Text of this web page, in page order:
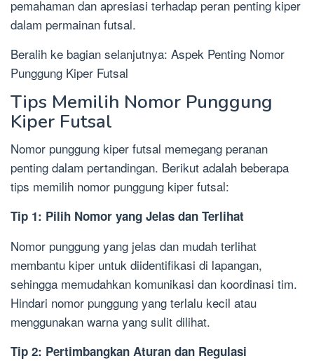
pemahaman dan apresiasi terhadap peran penting kiper
dalam permainan futsal.
Beralih ke bagian selanjutnya: Aspek Penting Nomor
Punggung Kiper Futsal
Tips Memilih Nomor Punggung
Kiper Futsal
Nomor punggung kiper futsal memegang peranan
penting dalam pertandingan. Berikut adalah beberapa
tips memilih nomor punggung kiper futsal:
Tip 1: Pilih Nomor yang Jelas dan Terlihat
Nomor punggung yang jelas dan mudah terlihat
membantu kiper untuk diidentifikasi di lapangan,
sehingga memudahkan komunikasi dan koordinasi tim.
Hindari nomor punggung yang terlalu kecil atau
menggunakan warna yang sulit dilihat.
Tip 2: Pertimbangkan Aturan dan Regulasi